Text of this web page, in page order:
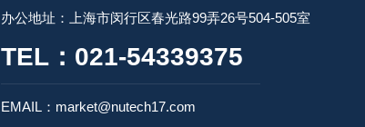
办公地址：上海市闵行区春光路99弄26号504-505室
TEL：021-54339375
EMAIL：market@nutech17.com